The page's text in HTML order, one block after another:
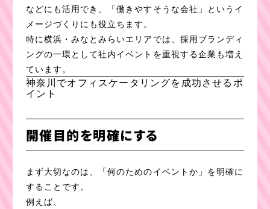
などにも活用でき、「働きやすそうな会社」というイ
メージづくりにも役立ちます。
特に横浜・みなとみらいエリアでは、採用ブランディ
ングの一環として社内イベントを重視する企業も増え
ています。
神奈川でオフィスケータリングを成功させるポ
イント
開催目的を明確にする
まず大切なのは、「何のためのイベントか」を明確に
することです。
例えば、